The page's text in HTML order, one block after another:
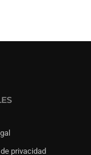
privacidad